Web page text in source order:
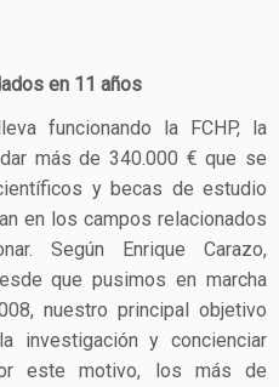
en 11 años
funcionando la FCHP, la
más de 340.000 € que se
y becas de estudio
en los campos relacionados
Según Enrique Carazo,
que pusimos en marcha
nuestro principal objetivo
investigación y concienciar
este motivo, los más de